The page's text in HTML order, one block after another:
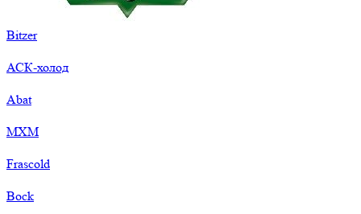
Bitzer
АСК-холод
Abat
МХМ
Frascold
Bock